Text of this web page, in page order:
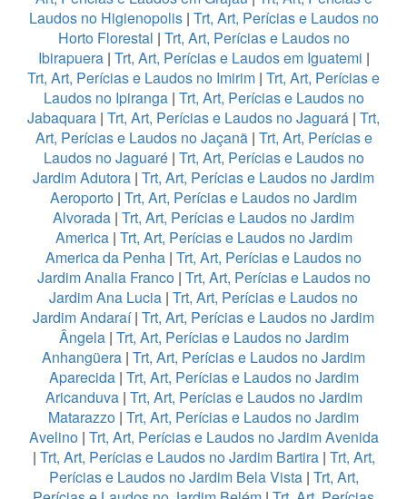
Laudos no Higienopolis| Trt, Art, Perícias e Laudos no
Horto Florestal | Trt, Art, Perícias e Laudos no
Ibirapuera| Trt, Art, Perícias e Laudos em Iguatemi |
Trt, Art, Perícias e Laudos no Imirim | Trt, Art, Perícias e
Laudos no Ipiranga| Trt, Art, Perícias e Laudos no
Jabaquara | Trt, Art, Perícias e Laudos no Jaguará | Trt,
Art, Perícias e Laudos no Jaçanã| Trt, Art, Perícias e
Laudos no Jaguaré| Trt, Art, Perícias e Laudos no
Jardim Adutora | Trt, Art, Perícias e Laudos no Jardim
Aeroporto | Trt, Art, Perícias e Laudos no Jardim
Alvorada | Trt, Art, Perícias e Laudos no Jardim
America| Trt, Art, Perícias e Laudos no Jardim
America da Penha | Trt, Art, Perícias e Laudos no
Jardim Analia Franco| Trt, Art, Perícias e Laudos no
Jardim Ana Lucia | Trt, Art, Perícias e Laudos no
Jardim Andaraí| Trt, Art, Perícias e Laudos no Jardim
Ângela| Trt, Art, Perícias e Laudos no Jardim
Anhangüera | Trt, Art, Perícias e Laudos no Jardim
Aparecida| Trt, Art, Perícias e Laudos no Jardim
Aricanduva| Trt, Art, Perícias e Laudos no Jardim
Matarazzo | Trt, Art, Perícias e Laudos no Jardim
Avelino| Trt, Art, Perícias e Laudos no Jardim Avenida
| Trt, Art, Perícias e Laudos no Jardim Bartira| Trt, Art,
Perícias e Laudos no Jardim Bela Vista| Trt, Art,